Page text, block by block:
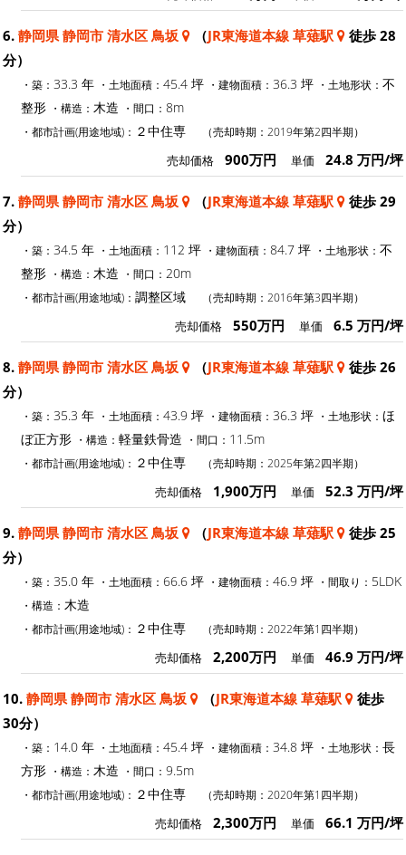
6. 静岡県 静岡市 清水区 鳥坂 （JR東海道本線 草薙駅
徒歩 28
分）
・築： 33.3 年 ・土地面積： 45.4 坪 ・建物面積： 36.3 坪 ・土地形状： 不
整形 ・構造： 木造 ・間口： 8m
・都市計画(用途地域)： ２中住専 （売却時期：2019年第2四半期）
売却価格 900万円 単価 24.8 万円/坪
7. 静岡県 静岡市 清水区 鳥坂 （JR東海道本線 草薙駅
徒歩 29
分）
・築： 34.5 年 ・土地面積： 112 坪 ・建物面積： 84.7 坪 ・土地形状： 不
整形 ・構造： 木造 ・間口： 20m
・都市計画(用途地域)： 調整区域 （売却時期：2016年第3四半期）
売却価格 550万円 単価 6.5 万円/坪
8. 静岡県 静岡市 清水区 鳥坂 （JR東海道本線 草薙駅
徒歩 26
分）
・築： 35.3 年 ・土地面積： 43.9 坪 ・建物面積： 36.3 坪 ・土地形状： ほ
ぼ正方形 ・構造： 軽量鉄骨造 ・間口： 11.5m
・都市計画(用途地域)： ２中住専 （売却時期：2025年第2四半期）
売却価格 1,900万円 単価 52.3 万円/坪
9. 静岡県 静岡市 清水区 鳥坂 （JR東海道本線 草薙駅
徒歩 25
分）
・築： 35.0 年 ・土地面積： 66.6 坪 ・建物面積： 46.9 坪 ・間取り： 5LDK
・構造： 木造
・都市計画(用途地域)： ２中住専 （売却時期：2022年第1四半期）
売却価格 2,200万円 単価 46.9 万円/坪
10. 静岡県 静岡市 清水区 鳥坂 （JR東海道本線 草薙駅
徒歩
30分）
・築： 14.0 年 ・土地面積： 45.4 坪 ・建物面積： 34.8 坪 ・土地形状： 長
方形 ・構造： 木造 ・間口： 9.5m
・都市計画(用途地域)： ２中住専 （売却時期：2020年第1四半期）
売却価格 2,300万円 単価 66.1 万円/坪